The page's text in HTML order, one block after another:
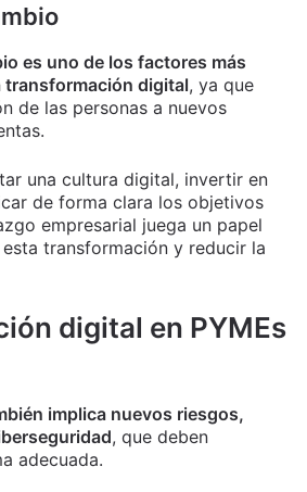
es uno de los factores más
transformación digital, ya que
de las personas a nuevos
una cultura digital, invertir en
de forma clara los objetivos
empresarial juega un papel
transformación y reducir la
digital en PYMEs
implica nuevos riesgos,
, que deben
adecuada.